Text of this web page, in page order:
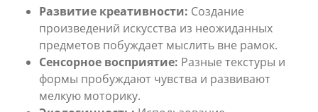
Развитие креативности: Создание
произведений искусства из неожиданных
предметов побуждает мыслить вне рамок.
Сенсорное восприятие: Разные текстуры и
формы пробуждают чувства и развивают
мелкую моторику.